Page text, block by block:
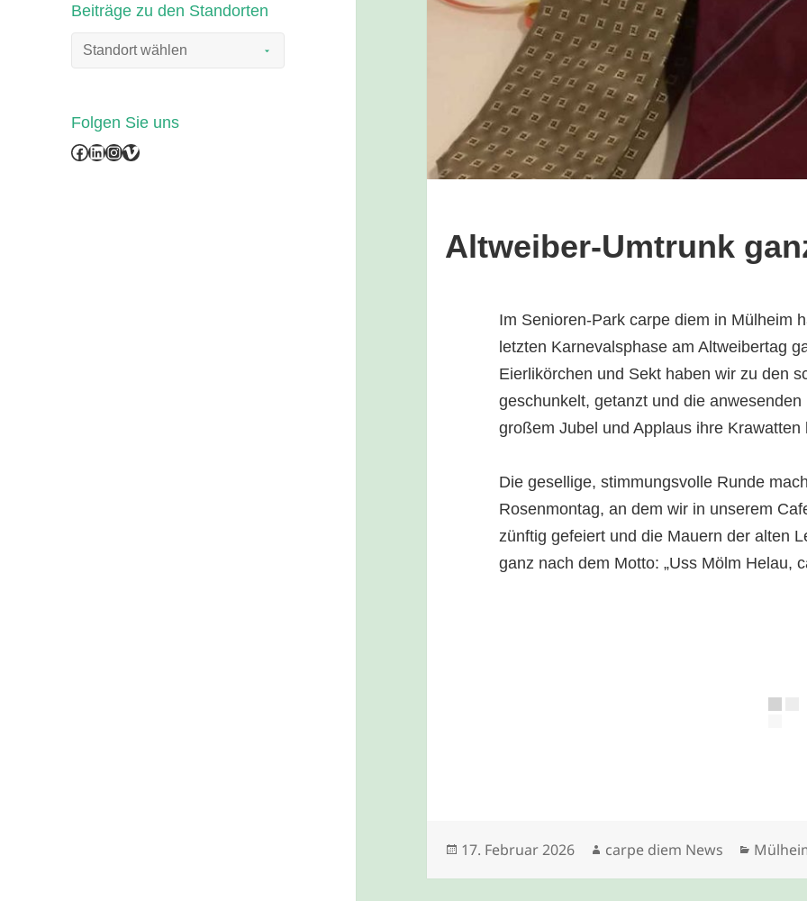
Beiträge zu den Standorten
Folgen Sie uns
Facebook
LinkedIn
Instagram
Vimeo
Altweiber-Umtrunk
Im Senioren-Park carpe diem in Mülheim
letzten Karnevalsphase am Altweibertag
Eierlikörchen und Sekt haben wir zu den
geschunkelt, getanzt und die
großem Jubel und Applaus ihre Krawatten
Die gesellige, stimmungsvolle Runde
Rosenmontag, an dem wir in unserem
zünftig gefeiert und die Mauern der alten
ganz nach dem Motto: „Uss Mölm Helau,
Veröffentlicht
17. Februar 2026 Autor
carpe diem News